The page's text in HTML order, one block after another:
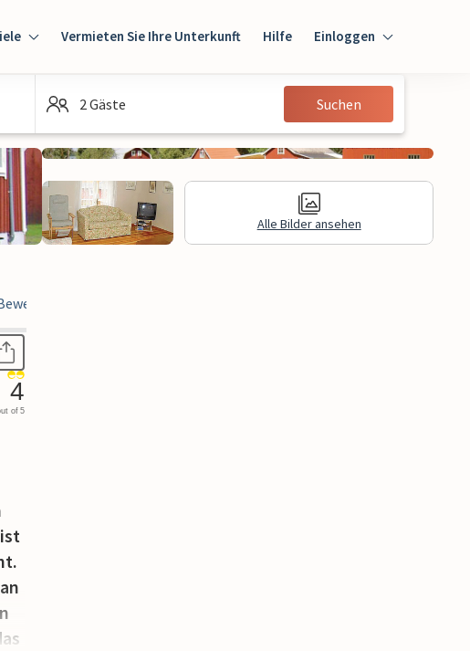
Vermieten Sie Ihre Unterkunft Hilfe Einloggen
Einloggen
Gast
2 Gäste Suchen
Alle Bilder ansehen
4
of 5